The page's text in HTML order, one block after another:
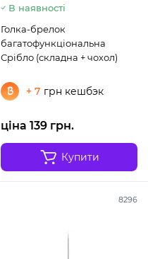
В наявності
Голка-брелок
багатофункціональна
Срібло (складна + чохол)
+ 7 грн кешбэк
ціна 139 грн.
Купити
8296